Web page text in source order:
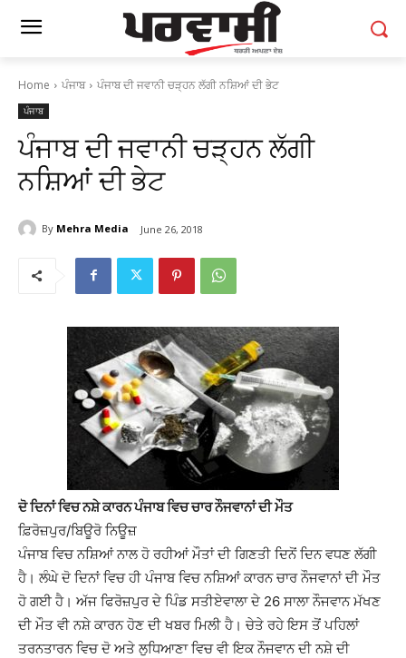
Home ਪੰਜਾਬ ਪੰਜਾਬ ਦੀ ਜਵਾਨੀ ਚੜ੍ਹਨ ਲੱਗੀ ਨਸ਼ਿਆਂ ਦੀ ਭੇਟ
ਪੰਜਾਬ
ਪੰਜਾਬ ਦੀ ਜਵਾਨੀ ਚੜ੍ਹਨ ਲੱਗੀ
ਨਸ਼ਿਆਂ ਦੀ ਭੇਟ
By Mehra Media June 26, 2018
ਦੋ ਦਿਨਾਂ ਵਿਚ ਨਸ਼ੇ ਕਾਰਨ ਪੰਜਾਬ ਵਿਚ ਚਾਰ ਨੌਜਵਾਨਾਂ ਦੀ ਮੌਤ
ਫ਼ਿਰੋਜ਼ਪੁਰ/ਬਿਊਰੋ ਨਿਊਜ਼
ਪੰਜਾਬ ਵਿਚ ਨਸ਼ਿਆਂ ਨਾਲ ਹੋ ਰਹੀਆਂ ਮੌਤਾਂ ਦੀ ਗਿਣਤੀ ਦਿਨੋਂ ਦਿਨ ਵਧਣ ਲੱਗੀ
ਹੈ। ਲੰਘੇ ਦੋ ਦਿਨਾਂ ਵਿਚ ਹੀ ਪੰਜਾਬ ਵਿਚ ਨਸ਼ਿਆਂ ਕਾਰਨ ਚਾਰ ਨੌਜਵਾਨਾਂ ਦੀ ਮੌਤ
ਹੋ ਗਈ ਹੈ। ਅੱਜ ਫਿਰੋਜ਼ਪੁਰ ਦੇ ਪਿੰਡ ਸਤੀਏਵਾਲਾ ਦੇ 26 ਸਾਲਾ ਨੌਜਵਾਨ ਮੱਖਣ
ਦੀ ਮੌਤ ਵੀ ਨਸ਼ੇ ਕਾਰਨ ਹੋਣ ਦੀ ਖਬਰ ਮਿਲੀ ਹੈ। ਚੇਤੇ ਰਹੇ ਇਸ ਤੋਂ ਪਹਿਲਾਂ
ਤਰਨਤਾਰਨ ਵਿਚ ਦੋ ਅਤੇ ਲੁਧਿਆਣਾ ਵਿਚ ਵੀ ਇਕ ਨੌਜਵਾਨ ਦੀ ਨਸ਼ੇ ਦੀ